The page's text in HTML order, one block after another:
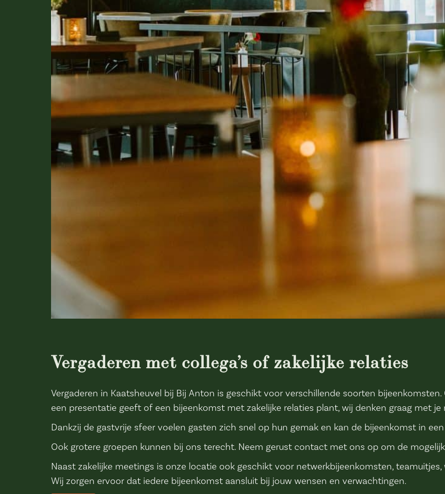
Vergaderen met collega’s of zakelijke relaties
Vergaderen in Kaatsheuvel bij Bij Anton is geschikt voor verschillende soorten
een presentatie geeft of een bijeenkomst met zakelijke relaties plant, wij denken graag met je
Dankzij de gastvrije sfeer voelen gasten zich snel op hun gemak en kan de bijeenkomst in
Ook grotere groepen kunnen bij ons terecht. Neem gerust contact met ons op om de
Naast zakelijke meetings is onze locatie ook geschikt voor netwerkbijeenkomsten,
Wij zorgen ervoor dat iedere bijeenkomst aansluit bij jouw wensen en verwachtingen.